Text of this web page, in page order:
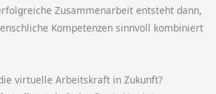
Zusammenarbeit entsteht dann,
Kompetenzen sinnvoll kombiniert
virtuelle Arbeitskraft in Zukunft?